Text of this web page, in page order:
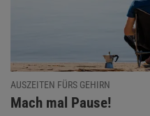
AUSZEITEN FÜRS GEHIRN
:
Mach mal Pause!